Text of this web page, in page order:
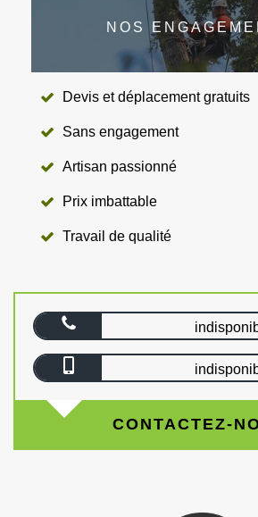
NOS
Devis et déplacement gratuits
Sans engagement
Artisan passionné
Prix imbattable
Travail de qualité
CONTACTEZ-